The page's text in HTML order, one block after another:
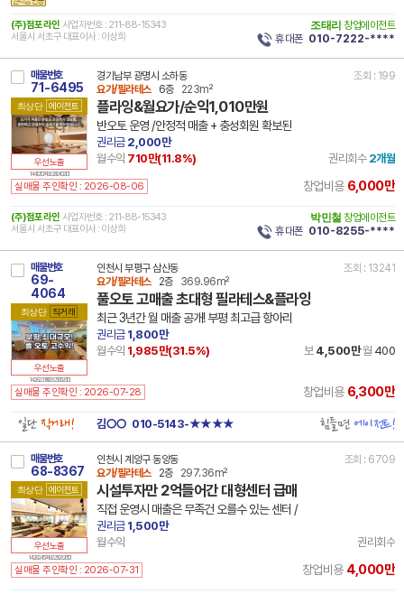
(주)점포라인 사업자번호 : 211-88-15343
서울시 서초구 대표이사 : 이상희
조태리 창업에이전트
휴대폰 010-7222-****
매물번호
71-6495
최상단 에이전트
우선노출
14 41210 7492 260402 101
경기남부 광명시 소하동
조회 : 199
요가/필라테스
6층 223m²
플라잉&월요가/순익1,010만원
반오토 운영 /안정적 매출 + 충성회원 확보된
권리금2,000만
월수익 710만(11.8%) 권리회수 2개월
실매물 주인확인 : 2026-08-06 창업비용 6,000만
(주)점포라인 사업자번호 : 211-88-15343
서울시 서초구 대표이사 : 이상희
박민철 창업에이전트
휴대폰 010-8255-****
매물번호
69-
4064
최상단 직거래
우선노출
14 28237 8003 250529 101
인천시 부평구 삼산동
조회 : 13241
요가/필라테스
2층 369.96m²
풀오토 고매출 초대형 필라테스&플라잉
최근 3년간 월 매출 공개! 부평 최고급 항아리
권리금1,800만
월수익 1,985만(31.5%) 보4,500만 월 400
실매물 주인확인 : 2026-07-28 창업비용 6,300만
일단직거래! 김○○ 010-5143-★★★★ 힘들면에이전트!
매물번호
68-8367
최상단 에이전트
우선노출
14 28245 7492 250326 101
인천시 계양구 동양동
조회 : 6709
요가/필라테스
2층 297.36m²
시설투자만 2억들어간 대형센터 급매
직접 운영시 매출은 무족건 오를수 있는 센터 /
권리금1,500만
월수익
권리회수
실매물 주인확인 : 2026-07-31 창업비용 4,000만